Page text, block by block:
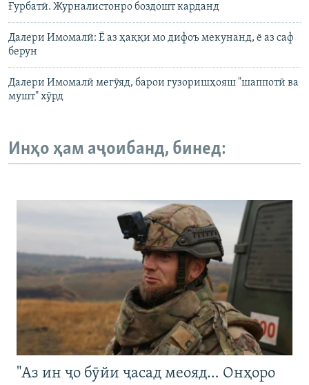
Ғурбатӣ. Журналистонро боздошт карданд
Далери Имомалӣ: Ё аз ҳаққи мо дифоъ мекунанд, ё аз саф
берун
Далери Имомалӣ мегӯяд, барои гузоришҳояш "шаппотӣ ва
мушт" хӯрд
Инҳо ҳам аҷоибанд, бинед:
"Аз ин ҷо бӯйи ҷасад меояд… Онҳоро